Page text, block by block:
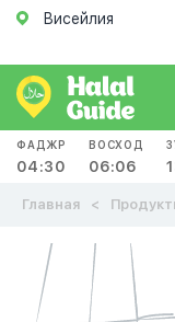
Висейлия
ФАДЖР
04:30
ВОСХОД
06:06
Главная